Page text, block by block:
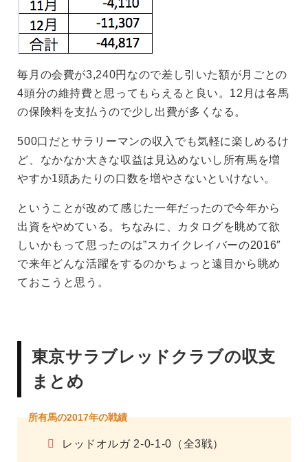
毎月の会費が3,240円なので差し引いた額が月ごとの
4頭分の維持費と思ってもらえると良い。12月は各馬
の保険料を支払うので少し出費が多くなる。
500口だとサラリーマンの収入でも気軽に楽しめるけ
ど、なかなか大きな収益は見込めないし所有馬を増
やすか1頭あたりの口数を増やさないといけない。
ということが改めて感じた一年だったので今年から
出資をやめている。ちなみに、カタログを眺めて欲
しいかもって思ったのは”スカイクレイバーの2016″
で来年どんな活躍をするのかちょっと遠目から眺め
ておこうと思う。
東京サラブレッドクラブの収支
まとめ
所有馬の2017年の戦績
レッドオルガ 2-0-1-0（全3戦）